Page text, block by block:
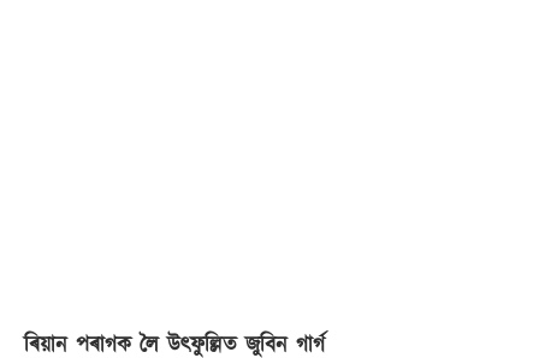
ৰিয়ান পৰাগক লৈ উৎফুল্লিত জুবিন গাৰ্গ